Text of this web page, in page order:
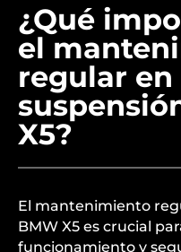
¿Qué
el
regular en
X5?
El mantenimiento
BMW X5 es crucial
funcionamiento y